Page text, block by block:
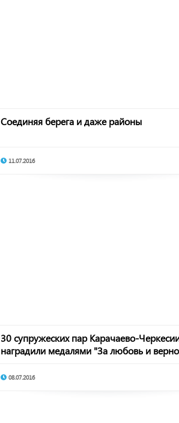
Соединяя берега и даже районы
11.07.2016
30 супружеских пар Карачаево-
наградили медалями "За любовь и
08.07.2016